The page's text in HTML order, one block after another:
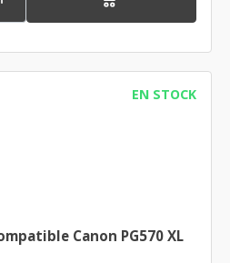
EN STOCK
Canon PG570 XL